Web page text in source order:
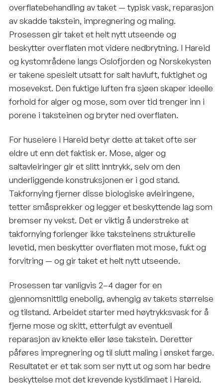
overflatebehandling av taket — typisk vask, reparasjon
av skadde takstein, impregnering og maling.
Prosessen gir taket et helt nytt utseende og
beskytter overflaten mot videre nedbrytning. I Hareid
og kystområdene langs Oslofjorden og Norskekysten
er takene spesielt utsatt for salt havluft, fuktighet og
mosevekst. Den fuktige luften fra sjøen skaper ideelle
forhold for alger og mose, som over tid trenger inn i
porene i taksteinen og bryter ned overflaten.
For huseiere i Hareid betyr dette at taket ofte ser
eldre ut enn det faktisk er. Mose, alger og
saltavleiringer gir et slitt inntrykk, selv om den
underliggende konstruksjonen er i god stand.
Takfornying fjerner disse biologiske avleiringene,
tetter småsprekker og legger et beskyttende lag som
bremser ny vekst. Det er viktig å understreke at
takfornying forlenger ikke taksteinens strukturelle
levetid, men beskytter overflaten mot mose, fukt og
forvitring — og gir taket et helt nytt utseende.
Prosessen tar vanligvis 2–4 dager for en
gjennomsnittlig enebolig, avhengig av takets størrelse
og tilstand. Arbeidet starter med høytrykksvask for å
fjerne mose og skitt, etterfulgt av eventuell
reparasjon av knekte eller løse takstein. Deretter
påføres impregnering og til slutt maling i ønsket farge.
Resultatet er et tak som ser nytt ut og som har bedre
beskyttelse mot det krevende kystklimaet i Hareid.